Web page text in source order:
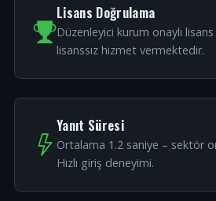
Lisans Doğrulama
Düzenleyici kurum onaylı
lisanssız hizmet vermektedir.
Yanıt Süresi
Ortalama 1.2 saniye – sektör
Hızlı giriş deneyimi.